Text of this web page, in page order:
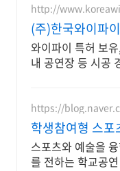
http://
(주)한국와이파
계및구축
와이파이 특허 보
내 공연장 등 시공
문성있는 기업
https://
학생참여형 스포
성시 예술탐구
스포츠와 예술을
를 전하는 학교공